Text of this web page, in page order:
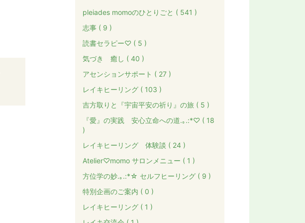
pleiades momoのひとりごと ( 541 )
志事 ( 9 )
読書セラピー♡ ( 5 )
気づき 癒し ( 40 )
アセンションサポート ( 27 )
レイキヒーリング ( 103 )
吉方取りと『宇宙平安の祈り』の旅 ( 5 )
『愛』の実践 安心立命への道.｡.:*♡ ( 18
)
レイキヒーリング 体験談 ( 24 )
Atelier♡momo サロンメニュー ( 1 )
方位学の妙.｡.:*☆ セルフヒーリング ( 9 )
特別企画のご案内 ( 0 )
レイキヒーリング ( 1 )